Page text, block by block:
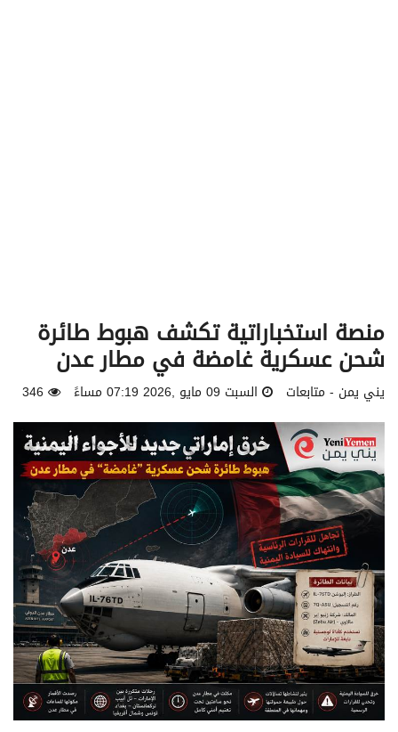
منصة استخباراتية تكشف هبوط طائرة
شحن عسكرية غامضة في مطار عدن
يني يمن - متابعات السبت 09 مايو ,2026 07:19 مساءً 346